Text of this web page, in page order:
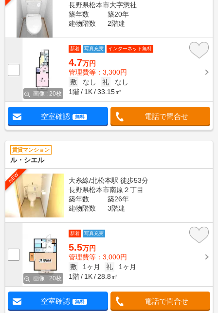
長野県松本市大字惣社
築年数
築20年
建物階数
2階建
画像 : 20枚
新着 写真充実 インターネット無料
4.7万円
管理費等：3,300円
敷
なし 礼
なし
1階
1K 33.15㎡
空室確認 無料 電話で問合せ
賃貸マンション
ル・シエル
NEW
大糸線/北松本駅 徒歩53分
長野県松本市南原２丁目
築年数
築26年
建物階数
3階建
画像 : 20枚
新着 写真充実
5.5万円
管理費等：3,000円
敷
1ヶ月 礼
1ヶ月
1階
1K 28.8㎡
空室確認 無料 電話で問合せ